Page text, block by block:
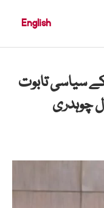
English
سیاسی تابوت
چوہدری